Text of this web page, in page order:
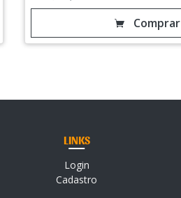
Comprar
LINKS
Login
Cadastro